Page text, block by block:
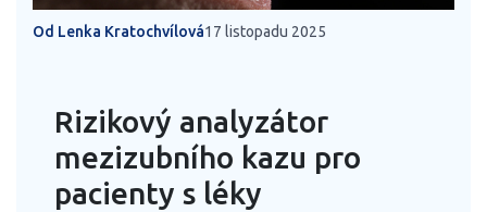
Od Lenka Kratochvílová17 listopadu 2025
Rizikový analyzátor
mezizubního kazu pro
pacienty s léky